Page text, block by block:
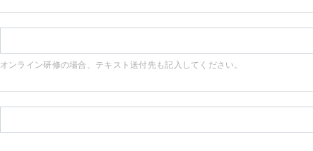
オンライン研修の場合、テキスト送付先も記入してください。